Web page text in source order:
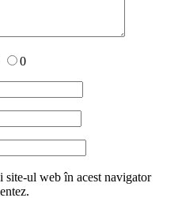
0
site-ul web în acest navigator